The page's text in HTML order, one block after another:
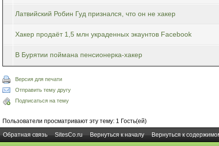
Латвийский Робин Гуд признался, что он не хакер
Хакер продаёт 1,5 млн украденных экаунтов Facebook
В Бурятии поймана пенсионерка-хакер
Версия для печати
Отправить тему другу
Подписаться на тему
Пользователи просматривают эту тему: 1 Гость(ей)
Обратная связь
SitesCo.ru Вернуться к началу Вернуться к